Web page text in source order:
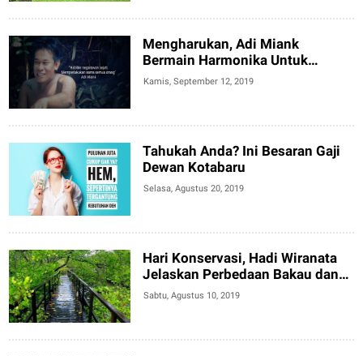
Mengharukan, Adi Miank
Bermain Harmonika Untuk
Habibie
Kamis, September 12, 2019
Tahukah Anda? Ini Besaran Gaji
Dewan Kotabaru
Selasa, Agustus 20, 2019
Hari Konservasi, Hadi Wiranata
Jelaskan Perbedaan Bakau dan
Mangrove
Sabtu, Agustus 10, 2019